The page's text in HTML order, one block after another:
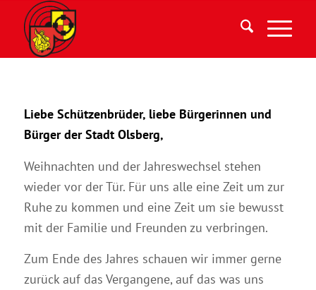
Liebe Schützenbrüder, liebe Bürgerinnen und
Bürger der Stadt Olsberg,
Weihnachten und der Jahreswechsel stehen
wieder vor der Tür. Für uns alle eine Zeit um zur
Ruhe zu kommen und eine Zeit um sie bewusst
mit der Familie und Freunden zu verbringen.
Zum Ende des Jahres schauen wir immer gerne
zurück auf das Vergangene, auf das was uns